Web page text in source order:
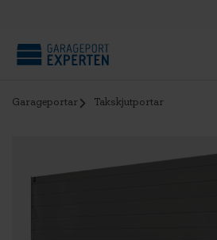
Garageportar Takskjutportar